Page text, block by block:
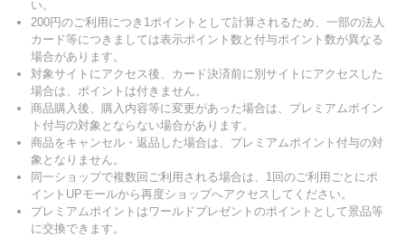
い。
200円のご利用につき1ポイントとして計算されるため、一部の法人
カード等につきましては表示ポイント数と付与ポイント数が異なる
場合があります。
対象サイトにアクセス後、カード決済前に別サイトにアクセスした
場合は、ポイントは付きません。
商品購入後、購入内容等に変更があった場合は、プレミアムポイン
ト付与の対象とならない場合があります。
商品をキャンセル・返品した場合は、プレミアムポイント付与の対
象となりません。
同一ショップで複数回ご利用される場合は、1回のご利用ごとにポ
イントUPモールから再度ショップへアクセスしてください。
プレミアムポイントはワールドプレゼントのポイントとして景品等
に交換できます。